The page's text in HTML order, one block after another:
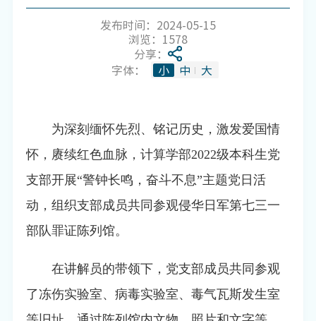
发布时间：2024-05-15
浏览： 1578
分享：
字体：
小 中 大
为深刻缅怀先烈、铭记历史，激发爱国情
怀， 赓续红色血脉，计算学部2022级本科生党
支部开展“警钟长鸣，奋斗不息”主题党日活
动，组织支部成员共同参观侵华日军第七三一
部队罪证陈列馆。
在讲解员的带领下， 党支部成员共同参观
了冻伤实验室、病毒实验室、毒气瓦斯发生室